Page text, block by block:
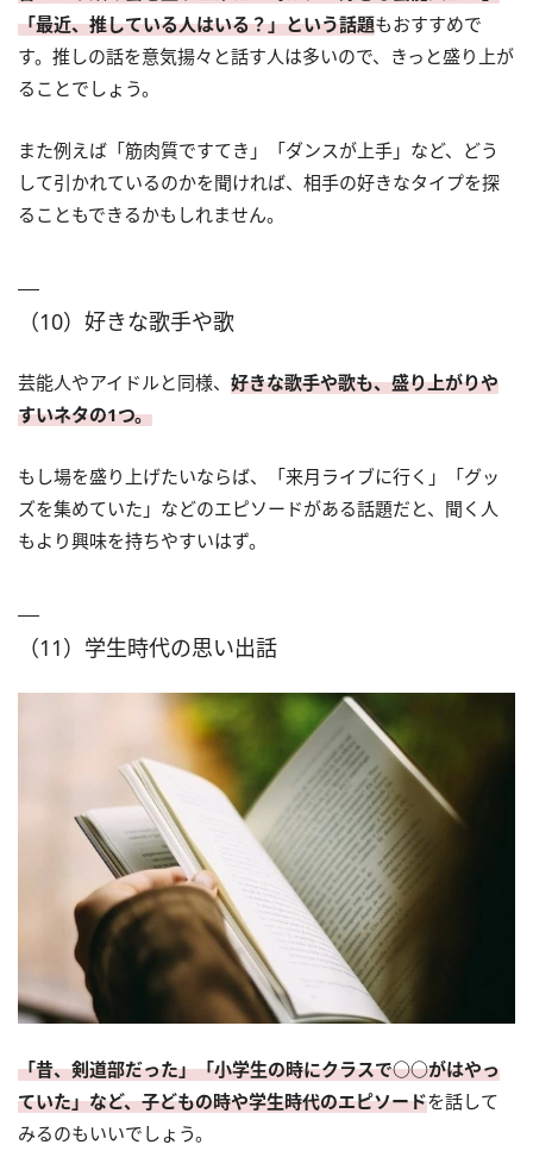
「最近、推している人はいる？」という話題もおすすめで
す。推しの話を意気揚々と話す人は多いので、きっと盛り上が
ることでしょう。
また例えば「筋肉質ですてき」「ダンスが上手」など、どう
して引かれているのかを聞ければ、相手の好きなタイプを探
ることもできるかもしれません。
（10）好きな歌手や歌
芸能人やアイドルと同様、 好きな歌手や歌も、盛り上がりや
すいネタの1つ。
もし場を盛り上げたいならば、「来月ライブに行く」「グッ
ズを集めていた」などのエピソードがある話題だと、聞く人
もより興味を持ちやすいはず。
（11）学生時代の思い出話
「昔、剣道部だった」「小学生の時にクラスで○○がはやっ
ていた」など、子どもの時や学生時代のエピソードを話して
みるのもいいでしょう。